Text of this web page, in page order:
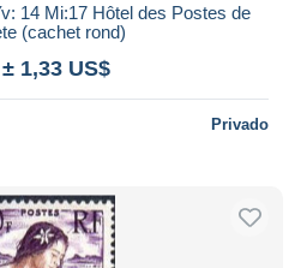
14 Mi:17 Hôtel des Postes de
(cachet rond)
± 1,33 US$
Privado